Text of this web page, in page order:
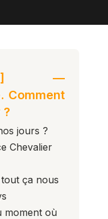
—
Comment
?
jours ?
Chevalier
ça nous
moment où